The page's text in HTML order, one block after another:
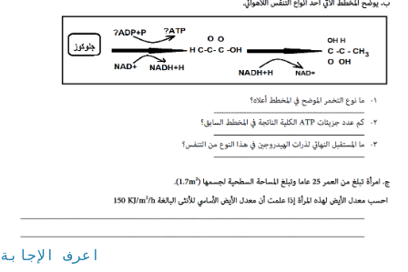
اعرف الإجابة